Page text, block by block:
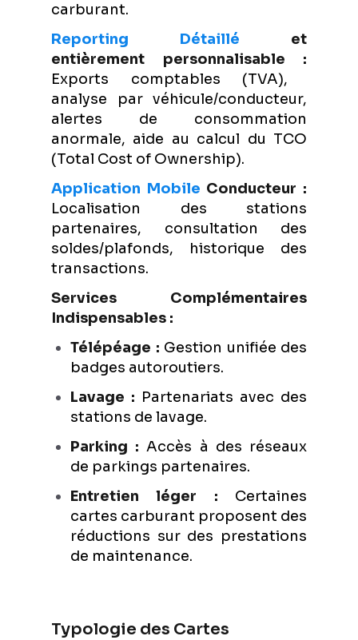
carburant.
Reporting Détaillé et
entièrement personnalisable :
Exports comptables (TVA),
analyse par véhicule/conducteur,
alertes de consommation
anormale, aide au calcul du TCO
(Total Cost of Ownership).
Application Mobile Conducteur :
Localisation des stations
partenaires, consultation des
soldes/plafonds, historique des
transactions.
Services Complémentaires
Indispensables :
Télépéage : Gestion unifiée des
badges autoroutiers.
Lavage : Partenariats avec des
stations de lavage.
Parking :Accès à des réseaux
de parkings partenaires.
Entretien léger : Certaines
cartes carburant proposent des
réductions sur des prestations
de maintenance.
Typologie des Cartes